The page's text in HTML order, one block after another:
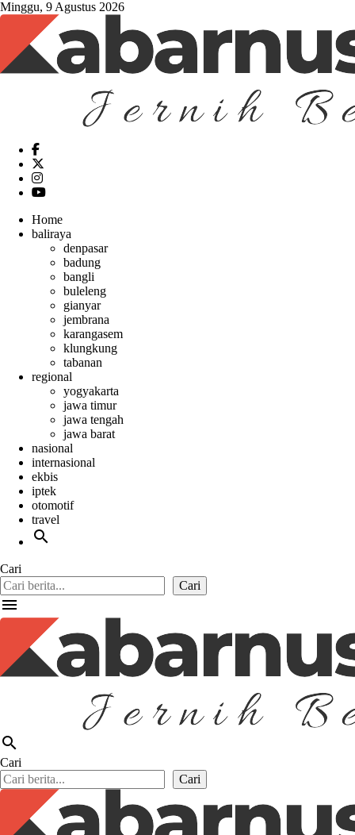
Minggu, 9 Agustus 2026
Home
baliraya
denpasar
badung
bangli
buleleng
gianyar
jembrana
karangasem
klungkung
tabanan
regional
yogyakarta
jawa timur
jawa tengah
jawa barat
nasional
internasional
ekbis
iptek
otomotif
travel
search
Cari
Cari
menu
search
Cari
Cari